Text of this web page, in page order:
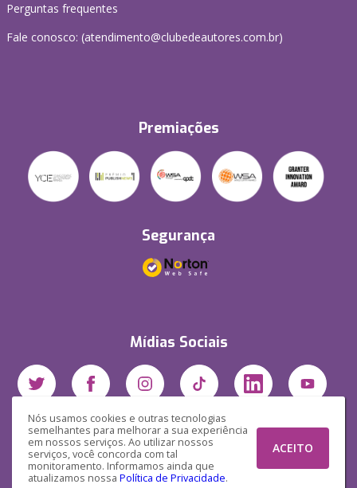
Nós usamos cookies e outras tecnologias
semelhantes para melhorar a sua experiência
em nossos serviços. Ao utilizar nossos
serviços, você concorda com tal
monitoramento. Informamos ainda que
atualizamos nossa Política de Privacidade.
ACEITO
Perguntas frequentes
Fale conosco: (atendimento@clubedeautores.com.br)
Premiações
Segurança
Mídias Sociais